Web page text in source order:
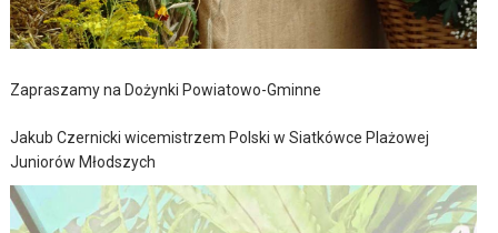
Zapraszamy na Dożynki Powiatowo-Gminne
Jakub Czernicki wicemistrzem Polski w Siatkówce Plażowej
Juniorów Młodszych